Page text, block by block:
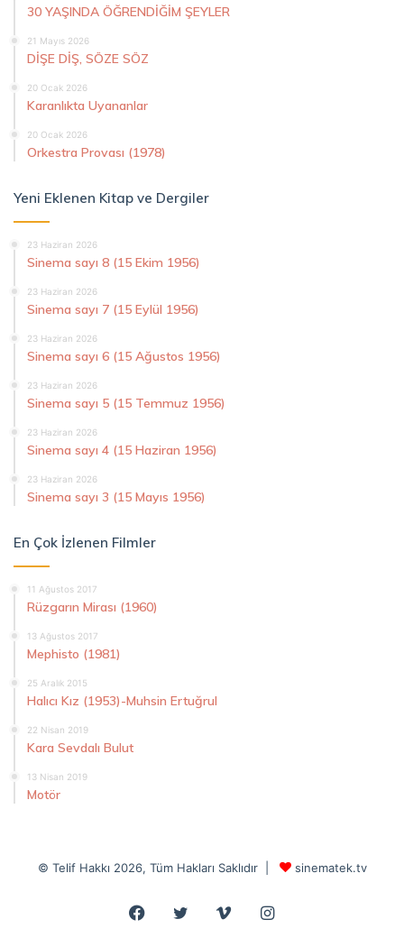
30 YAŞINDA ÖĞRENDİĞİM ŞEYLER
21 Mayıs 2026
DİŞE DİŞ, SÖZE SÖZ
20 Ocak 2026
Karanlıkta Uyananlar
20 Ocak 2026
Orkestra Provası (1978)
Yeni Eklenen Kitap ve Dergiler
23 Haziran 2026
Sinema sayı 8 (15 Ekim 1956)
23 Haziran 2026
Sinema sayı 7 (15 Eylül 1956)
23 Haziran 2026
Sinema sayı 6 (15 Ağustos 1956)
23 Haziran 2026
Sinema sayı 5 (15 Temmuz 1956)
23 Haziran 2026
Sinema sayı 4 (15 Haziran 1956)
23 Haziran 2026
Sinema sayı 3 (15 Mayıs 1956)
En Çok İzlenen Filmler
11 Ağustos 2017
Rüzgarın Mirası (1960)
13 Ağustos 2017
Mephisto (1981)
25 Aralık 2015
Halıcı Kız (1953)-Muhsin Ertuğrul
22 Nisan 2019
Kara Sevdalı Bulut
13 Nisan 2019
Motör
© Telif Hakkı 2026, Tüm Hakları Saklıdır | sinematek.tv
Facebook
Twitter VimeoInstagram